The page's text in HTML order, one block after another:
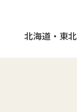
北海道・東北